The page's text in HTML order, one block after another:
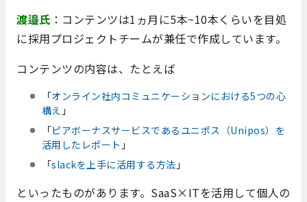
渡邉氏 ：コンテンツは1ヵ月に5本~10本くらいを目処
に採用プロジェクトチームが兼任で作成しています。
コンテンツの内容は、たとえば
「オンライン社内コミュニケーションにおける5つの心
構え 」
「ピアボーナスサービスであるユニポス（Unipos）を
活用したレポート 」
「slackを上手に活用する方法 」
といったものがあります。SaaS×ITを活用して個人の